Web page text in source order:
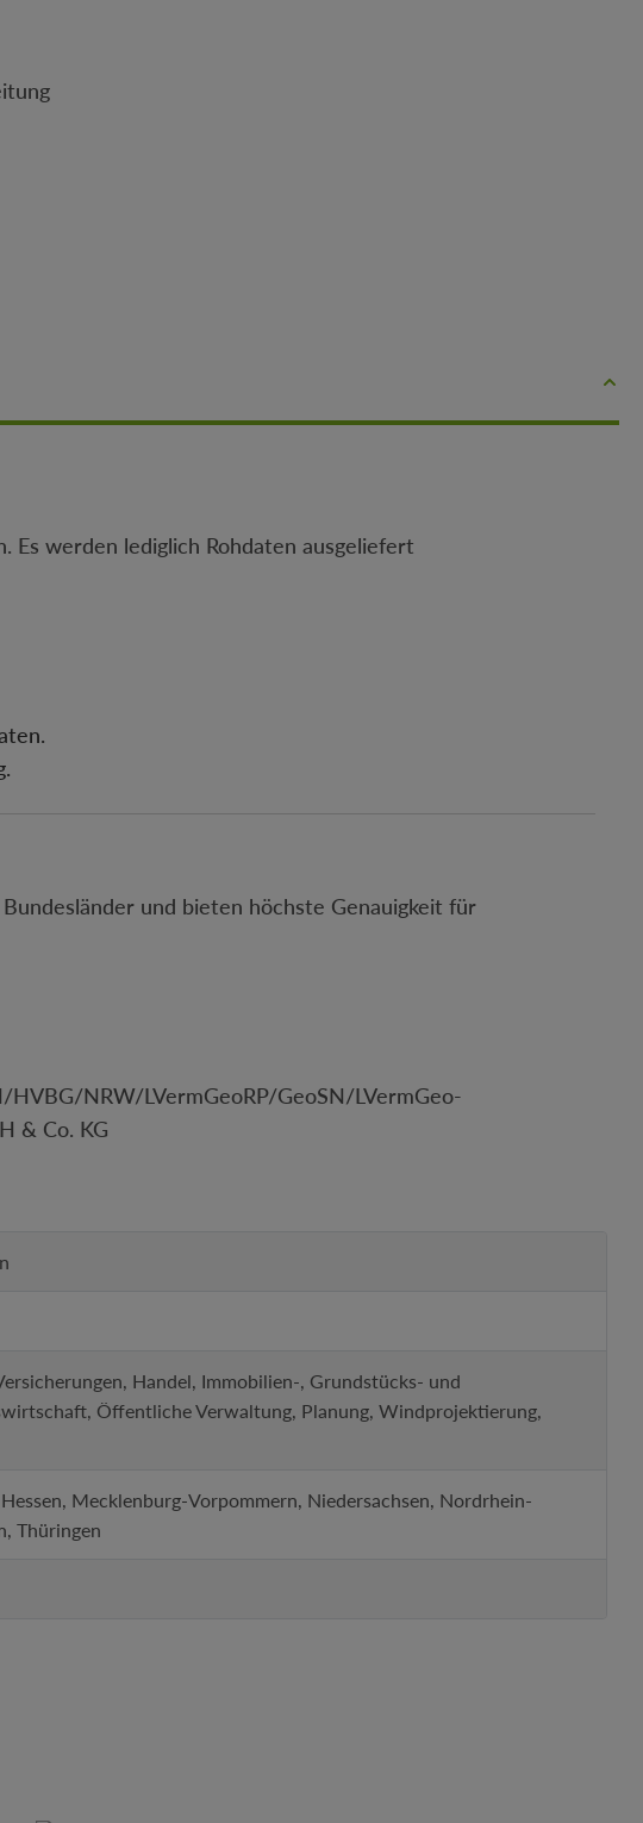
werden lediglich Rohdaten ausgeliefert
und bieten höchste Genauigkeit für
NRW/LVermGeoRP/GeoSN/LVermGeo-
& Co. KG
Handel, Immobilien-, Grundstücks- und
Öffentliche Verwaltung, Planung, Windprojektierung,
Mecklenburg-Vorpommern, Niedersachsen, Nordrhein-
Thüringen